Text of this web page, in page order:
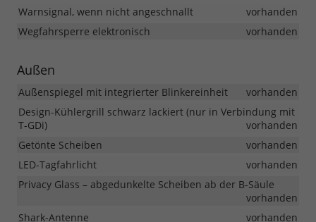
Warnsignal, wenn nicht angeschnallt
vorhanden
Wegfahrsperre elektronisch
vorhanden
Außen
Außenspiegel mit integrierter Blinkereinheit
vorhanden
Design-Kühlergrill schwarz lackiert (nur in Verbindung mit
T-GDi)
vorhanden
Getönte Scheiben
vorhanden
LED-Tagfahrlicht
vorhanden
Privacy Glass – abgedunkelte Scheiben ab der B-Säule
vorhanden
Shark-Antenne
vorhanden